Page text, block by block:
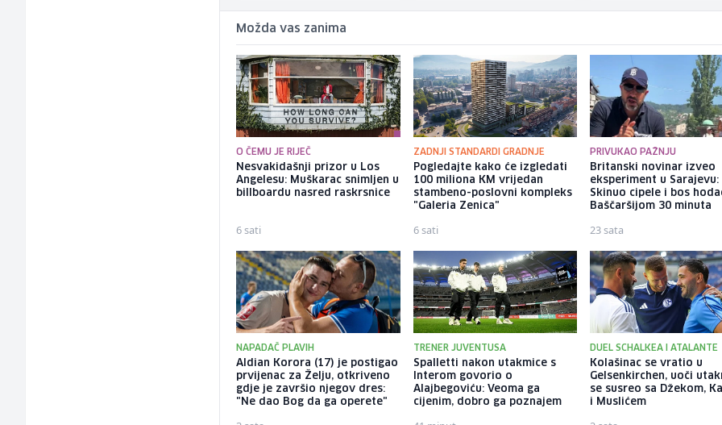
Možda vas zanima
O ČEMU JE RIJEČ
Nesvakidašnji prizor u Los
Angelesu: Muškarac snimljen u
billboardu nasred raskrsnice
6 sati
ZADNJI STANDARDI GRADNJE
Pogledajte kako će izgledati
100 miliona KM vrijedan
stambeno-poslovni kompleks
"Galeria Zenica"
6 sati
PRIVUKAO PAŽNJU
Britanski novinar izveo
eksperiment u Sarajevu:
Skinuo cipele i bos
Baščaršijom 30 minuta
23 sata
NAPADAČ PLAVIH
Aldian Korora (17) je postigao
prvijenac za Želju, otkriveno
gdje je završio njegov dres:
"Ne dao Bog da ga operete"
TRENER JUVENTUSA
Spalletti nakon utakmice s
Interom govorio o
Alajbegoviću: Veoma ga
cijenim, dobro ga poznajem
DUEL SCHALKEA I ATALANTE
Kolašinac se vratio u
Gelsenkirchen, uoči
se susreo sa Džekom,
i Muslićem